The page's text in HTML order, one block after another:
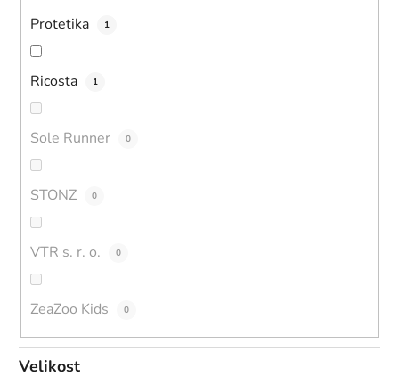
Protetika 1
Ricosta 1
Sole Runner 0
STONZ 0
VTR s. r. o. 0
ZeaZoo Kids 0
Velikost